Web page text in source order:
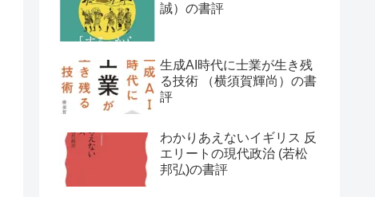
誠）の書評
生成AI時代に士業が生き残
る技術 （横須賀輝尚）の書
評
わかりあえないイギリス 反
エリートの現代政治 (若松
邦弘)の書評